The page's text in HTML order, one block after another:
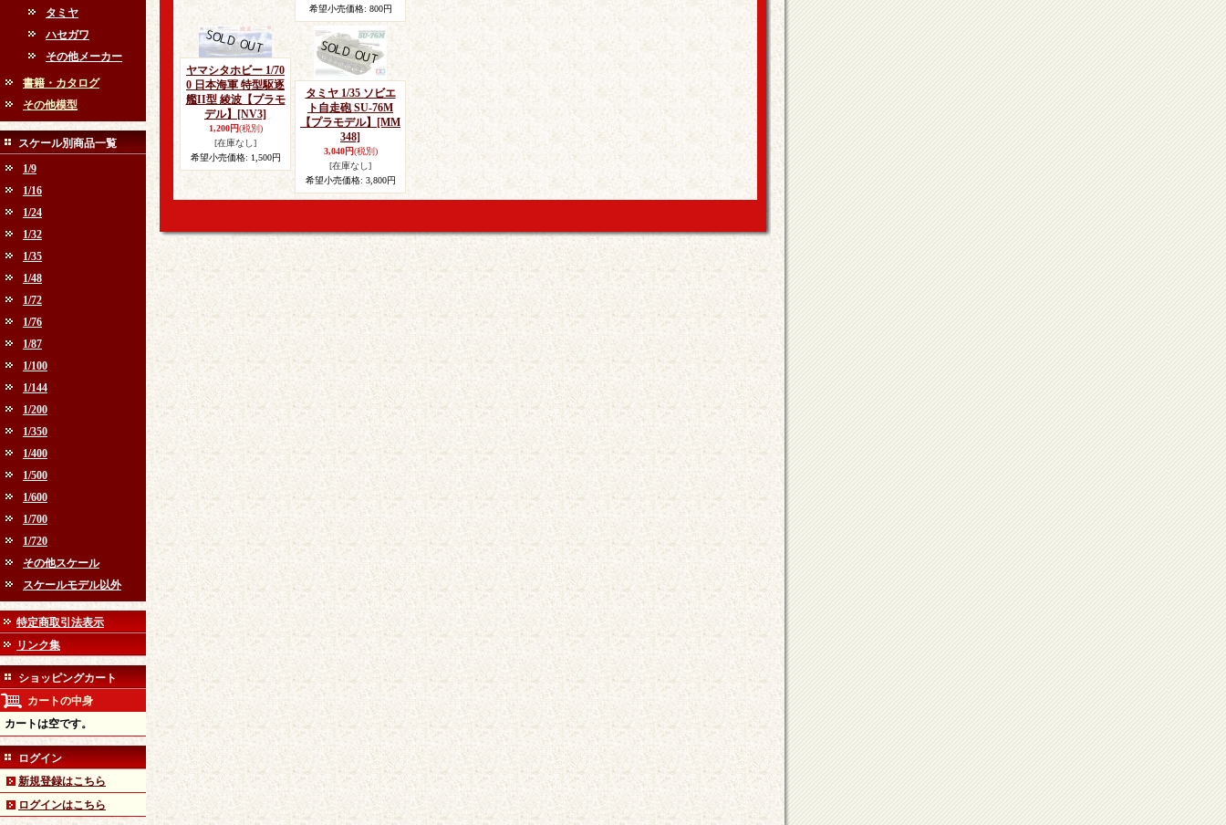
タミヤ
ハセガワ
その他メーカー
書籍・カタログ
その他模型
スケール別商品一覧
1/9
1/16
1/24
1/32
1/35
1/48
1/72
1/76
1/87
1/100
1/144
1/200
1/350
1/400
1/500
1/600
1/700
1/720
その他スケール
スケールモデル以外
特定商取引法表示
リンク集
ショッピングカート
カートの中身
カートは空です。
ログイン
新規登録はこちら
ログインはこちら
希望小売価格: 800円
ヤマシタホビー 1/70
0 日本海軍 特型駆逐
艦II型 綾波【プラモ
デル】
[NV3]
1,200円(税別)
[在庫なし]
希望小売価格: 1,500円
タミヤ 1/35 ソビエ
ト自走砲 SU-76M
【プラモデル】
[MM
348]
3,040円(税別)
[在庫なし]
希望小売価格: 3,800円